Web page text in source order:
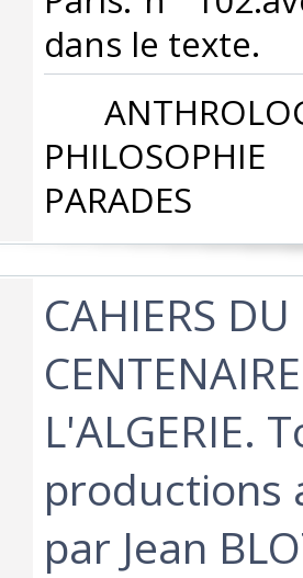
dans le texte.‎
PHILOSOPHIE
PARADES‎
‎CAHIERS DU
L'ALGERIE.
productions
par Jean